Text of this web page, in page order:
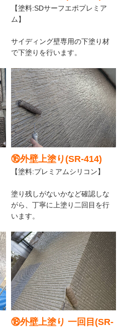
【塗料:SDサーフエポプレミア
ム】
サイディング壁専用の下塗り材
で下塗りを行います。
⑯外壁上塗り(SR-414)
【塗料:プレミアムシリコン】
塗り残しがないかなど確認しな
がら、丁寧に上塗り二回目を行
います。
⑱外壁上塗り 一回目(SR-